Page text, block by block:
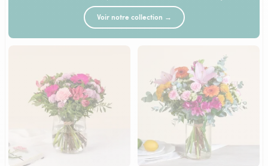
Voir notre collection →